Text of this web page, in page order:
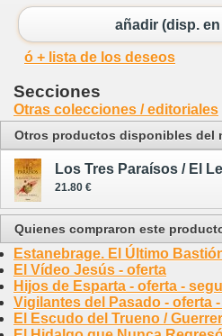
añadir (disp.
ó + lista de los deseos
Secciones
Otras colecciones / editoriales
Otros productos disponibles del
21.80 €
Quienes compraron este
Estanebrage. El Último
El Vídeo Jesús - oferta
Hijos de Esparta - oferta -
Vigilantes del Pasado - oferta
El Escudo del Trueno /